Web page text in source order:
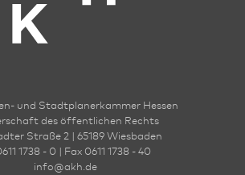
und Stadt­planer­kammer Hessen
des öffentlichen Rechts
Straße 2 | 65189 Wies­ba­den
1738 - 0 | Fax 0611 1738 - 40
info@akh.de